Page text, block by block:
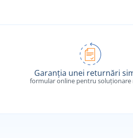
Garanția unei returnări
formular online pentru soluționare